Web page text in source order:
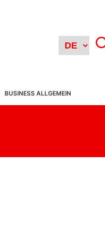
BUSINESS ALLGEMEIN